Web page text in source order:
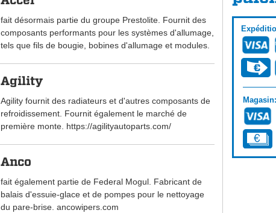
fait désormais partie du groupe Prestolite. Fournit des
composants performants pour les systèmes d'allumage,
tels que fils de bougie, bobines d'allumage et modules.
Agility
Agility fournit des radiateurs et d'autres composants de
refroidissement. Fournit également le marché de
première monte. https://agilityautoparts.com/
Anco
fait également partie de Federal Mogul. Fabricant de
balais d'essuie-glace et de pompes pour le nettoyage
du pare-brise. ancowipers.com
Magasin: